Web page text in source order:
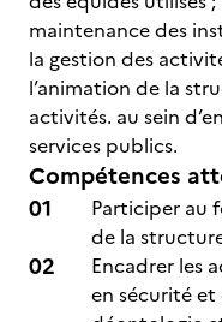
maintenance des
la gestion des
l’animation de la
activités. au sein
services publics.
Compétences
Participer au
de la
Encadrer les
en sécurité et